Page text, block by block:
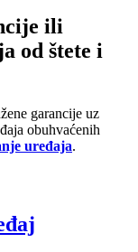
ili
od štete i
garancije uz
obuhvaćenih
uređaja.